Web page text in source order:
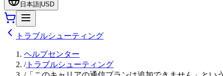
日本語 USD
トラブルシューティング
ヘルプセンター
/トラブルシューティング